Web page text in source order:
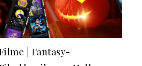
| Fantasy-